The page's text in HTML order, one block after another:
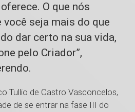
O que nós
você seja mais do que
dar certo na sua vida,
pelo Criador”,
Tullio de Castro Vasconcelos,
de se entrar na fase III do